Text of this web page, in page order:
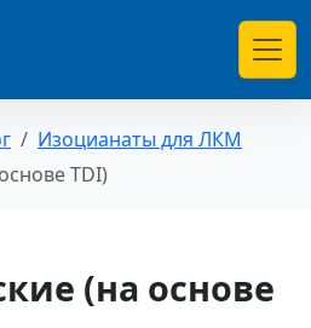
Изоцианаты для ЛКМ
TDI)
(на основе